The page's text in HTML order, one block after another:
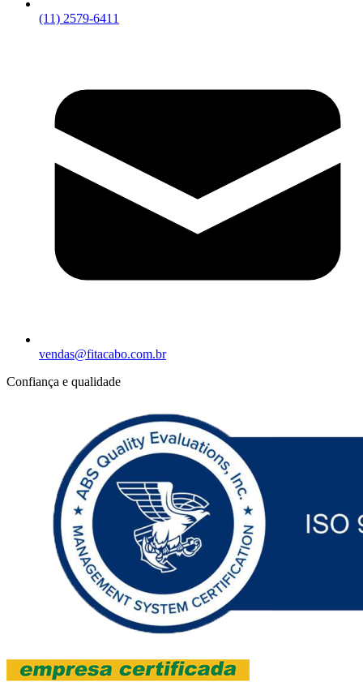
(11) 2579-6411
vendas@fitacabo.com.br
Confiança e qualidade